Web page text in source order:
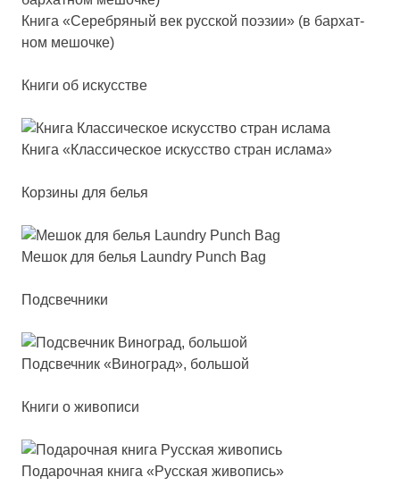
Кни­га «Сереб­ря­ный век рус­ской по­эзии» (в бар­хат­
ном ме­шоч­ке)
Книги об искусстве
Кни­га «Клас­си­чес­кое ис­кусс­тво стран ис­ла­ма»
Корзины для белья
Мешок для белья Laundry Punch Bag
Подсвечники
Под­свеч­ник «Виног­рад», боль­шой
Книги о живописи
Пода­роч­ная кни­га «Рус­ская жи­во­пись»